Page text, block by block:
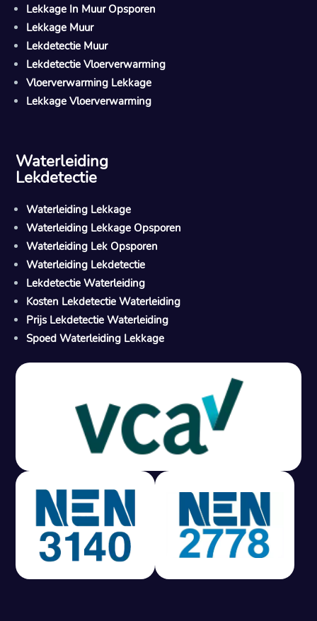
M
Gratis offerte in 24 uur
Geen lekkage? Geen betaling.
Vast tarief van € 395,- exc btw.
Rapport binnen 3 werkdagen.
100% RIsicovrij.
Vaak vergoed door verzekeraar.
Lekkage In Muur Opsporen
Lekkage Muur
Lekdetectie Muur
Lekdetectie Vloerverwarming
Vloerverwarming Lekkage
Lekkage Vloerverwarming
Waterleiding
Lekdetectie
Waterleiding Lekkage
Waterleiding Lekkage Opsporen
Waterleiding Lek Opsporen
Waterleiding Lekdetectie
Lekdetectie Waterleiding
Kosten Lekdetectie Waterleiding
Prijs Lekdetectie Waterleiding
Spoed Waterleiding Lekkage